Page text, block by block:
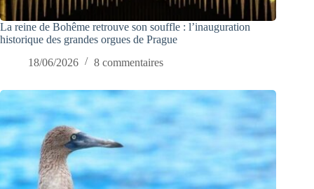
La reine de Bohême retrouve son souffle : l’inauguration
historique des grandes orgues de Prague
18/06/2026
8 commentaires